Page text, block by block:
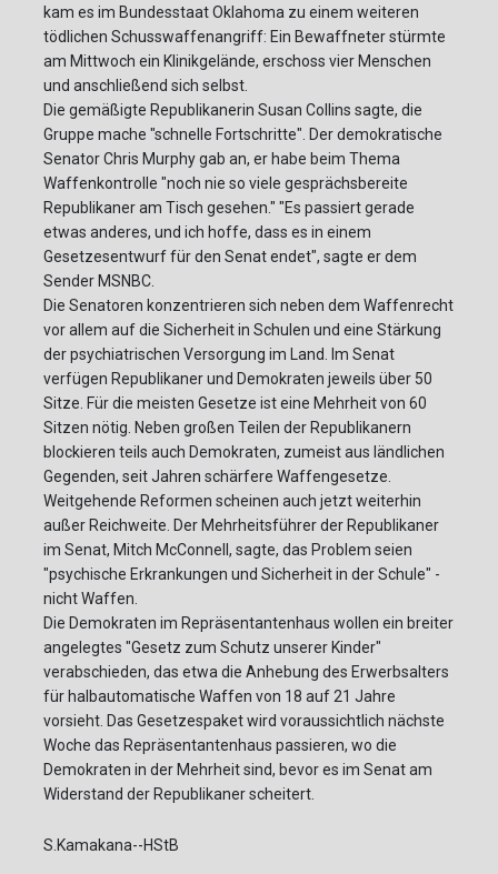
kam es im Bundesstaat Oklahoma zu einem weiteren
tödlichen Schusswaffenangriff: Ein Bewaffneter stürmte
am Mittwoch ein Klinikgelände, erschoss vier Menschen
und anschließend sich selbst.
Die gemäßigte Republikanerin Susan Collins sagte, die
Gruppe mache "schnelle Fortschritte". Der demokratische
Senator Chris Murphy gab an, er habe beim Thema
Waffenkontrolle "noch nie so viele gesprächsbereite
Republikaner am Tisch gesehen." "Es passiert gerade
etwas anderes, und ich hoffe, dass es in einem
Gesetzesentwurf für den Senat endet", sagte er dem
Sender MSNBC.
Die Senatoren konzentrieren sich neben dem Waffenrecht
vor allem auf die Sicherheit in Schulen und eine Stärkung
der psychiatrischen Versorgung im Land. Im Senat
verfügen Republikaner und Demokraten jeweils über 50
Sitze. Für die meisten Gesetze ist eine Mehrheit von 60
Sitzen nötig. Neben großen Teilen der Republikanern
blockieren teils auch Demokraten, zumeist aus ländlichen
Gegenden, seit Jahren schärfere Waffengesetze.
Weitgehende Reformen scheinen auch jetzt weiterhin
außer Reichweite. Der Mehrheitsführer der Republikaner
im Senat, Mitch McConnell, sagte, das Problem seien
"psychische Erkrankungen und Sicherheit in der Schule" -
nicht Waffen.
Die Demokraten im Repräsentantenhaus wollen ein breiter
angelegtes "Gesetz zum Schutz unserer Kinder"
verabschieden, das etwa die Anhebung des Erwerbsalters
für halbautomatische Waffen von 18 auf 21 Jahre
vorsieht. Das Gesetzespaket wird voraussichtlich nächste
Woche das Repräsentantenhaus passieren, wo die
Demokraten in der Mehrheit sind, bevor es im Senat am
Widerstand der Republikaner scheitert.
S.Kamakana--HStB